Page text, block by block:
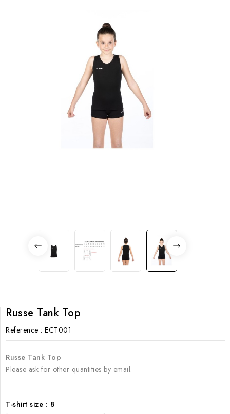
Russe Tank Top
Reference : ECT001
Russe Tank Top
Please ask for other quantities by email.
T-shirt size : 8